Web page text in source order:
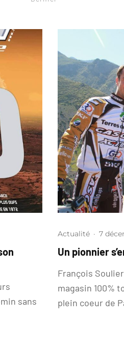
sans
Actualité · 7
Un pionnier
François
magasin 100%
plein coeur de